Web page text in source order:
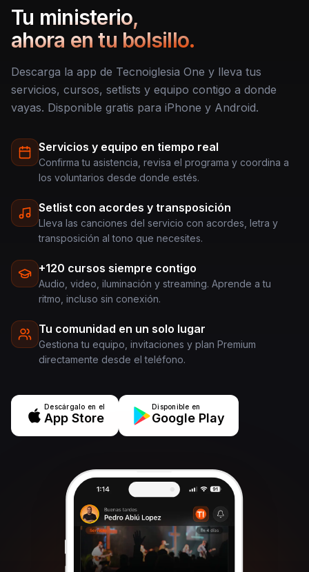
Tu ministerio,
ahora en tu bolsillo.
Descarga la app de Tecnoiglesia One y lleva tus
servicios, cursos, setlists y equipo contigo a donde
vayas. Disponible gratis para iPhone y Android.
Servicios y equipo en tiempo real
Confirma tu asistencia, revisa el programa y coordina a
los voluntarios desde donde estés.
Setlist con acordes y transposición
Lleva las canciones del servicio con acordes, letra y
transposición al tono que necesites.
+120 cursos siempre contigo
Audio, video, iluminación y streaming. Aprende a tu
ritmo, incluso sin conexión.
Tu comunidad en un solo lugar
Gestiona tu equipo, invitaciones y plan Premium
directamente desde el teléfono.
Descárgalo en el
App Store
Disponible en
Google Play